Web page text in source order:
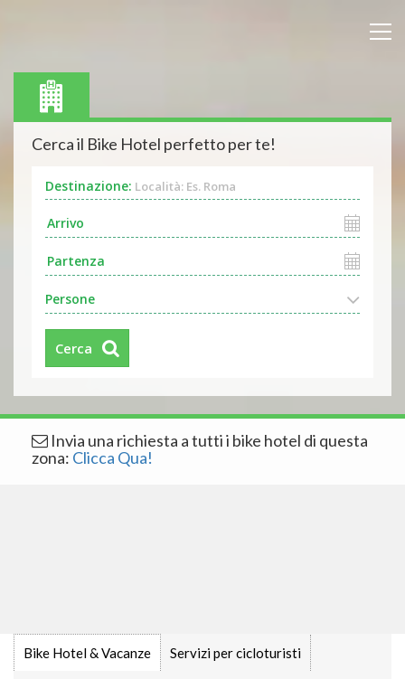
Cerca il Bike Hotel perfetto per te!
Destinazione: Località: Es. Roma
Persone
Cerca
Invia una richiesta a tutti i bike hotel di questa
zona: Clicca Qua!
Bike Hotel & Vacanze Servizi per cicloturisti